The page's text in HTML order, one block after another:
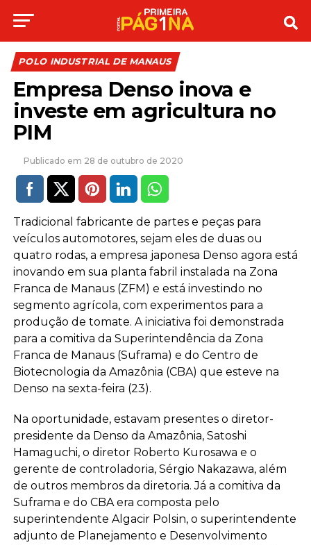
POLO INDUSTRIAL DE MANAUS
Empresa Denso inova e
investe em agricultura no
PIM
28 de outubro de 2020
Tradicional fabricante de partes e peças para
veículos automotores, sejam eles de duas ou
quatro rodas, a empresa japonesa Denso agora está
inovando em sua planta fabril instalada na Zona
Franca de Manaus (ZFM) e está investindo no
segmento agrícola, com experimentos para a
produção de tomate. A iniciativa foi demonstrada
para a comitiva da Superintendência da Zona
Franca de Manaus (Suframa) e do Centro de
Biotecnologia da Amazônia (CBA) que esteve na
Denso na sexta-feira (23).
Na oportunidade, estavam presentes o diretor-
presidente da Denso da Amazônia, Satoshi
Hamaguchi, o diretor Roberto Kurosawa e o
gerente de controladoria, Sérgio Nakazawa, além
de outros membros da diretoria. Já a comitiva da
Suframa e do CBA era composta pelo
superintendente Algacir Polsin, o superintendente
adjunto de Planejamento e Desenvolvimento